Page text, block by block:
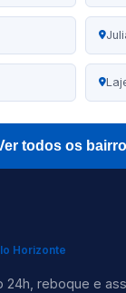
todos os
Horizonte
24h, reboque e